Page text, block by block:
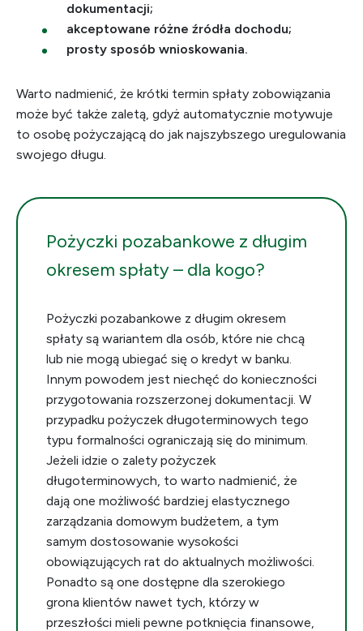
dokumentacji;
akceptowane różne źródła dochodu;
prosty sposób wnioskowania.
Warto nadmienić, że krótki termin spłaty zobowiązania
może być także zaletą, gdyż automatycznie motywuje
to osobę pożyczającą do jak najszybszego uregulowania
swojego długu.
Pożyczki pozabankowe z długim
okresem spłaty – dla kogo?
Pożyczki pozabankowe z długim okresem
spłaty są wariantem dla osób, które nie chcą
lub nie mogą ubiegać się o kredyt w banku.
Innym powodem jest niechęć do konieczności
przygotowania rozszerzonej dokumentacji. W
przypadku pożyczek długoterminowych tego
typu formalności ograniczają się do minimum.
Jeżeli idzie o zalety pożyczek
długoterminowych, to warto nadmienić, że
dają one możliwość bardziej elastycznego
zarządzania domowym budżetem, a tym
samym dostosowanie wysokości
obowiązujących rat do aktualnych możliwości.
Ponadto są one dostępne dla szerokiego
grona klientów nawet tych, którzy w
przeszłości mieli pewne potknięcia finansowe,